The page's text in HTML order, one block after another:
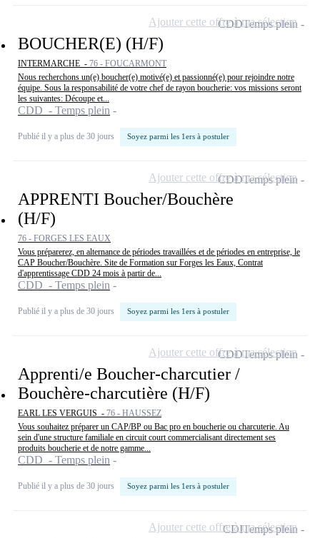
BOUCHER(E) (H/F)
INTERMARCHE - 76 - FOUCARMONT
Nous recherchons un(e) boucher(e) motivé(e) et passionné(e) pour rejoindre notre
équipe. Sous la responsabilité de votre chef de rayon boucherie: vos missions seront
les suivantes: Découpe et...
CDD - Temps plein
Publié il y a plus de 30 jours Soyez parmi les 1ers à postuler
CDDTemps plein
Ajouter cette offre à ma sélection
APPRENTI Boucher/Bouchère
(H/F)
76 - FORGES LES EAUX
Vous préparerez, en alternance de périodes travaillées et de périodes en entreprise, le
CAP Boucher/Bouchère. Site de Formation sur Forges les Eaux, Contrat
d'apprentissage CDD 24 mois à partir de...
CDD - Temps plein
Publié il y a plus de 30 jours Soyez parmi les 1ers à postuler
CDDTemps plein
Ajouter cette offre à ma sélection
Apprenti/e Boucher-charcutier /
Bouchère-charcutière (H/F)
EARL LES VERGUIS - 76 - HAUSSEZ
Vous souhaitez préparer un CAP/BP ou Bac pro en boucherie ou charcuterie. Au
sein d'une structure familiale en circuit court commercialisant directement ses
produits boucherie et de notre gamme...
CDD - Temps plein
Publié il y a plus de 30 jours Soyez parmi les 1ers à postuler
CDDTemps plein
Ajouter cette offre à ma sélection
CDITemps plein
Ajouter cette offre à ma sélection